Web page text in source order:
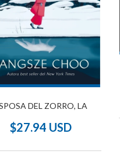
DEL ZORRO, LA
$27.94 USD